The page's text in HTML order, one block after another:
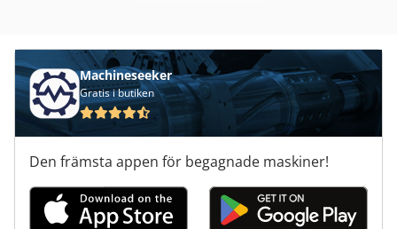
Machineseeker
Gratis i butiken
Den främsta appen för begagnade maskiner!